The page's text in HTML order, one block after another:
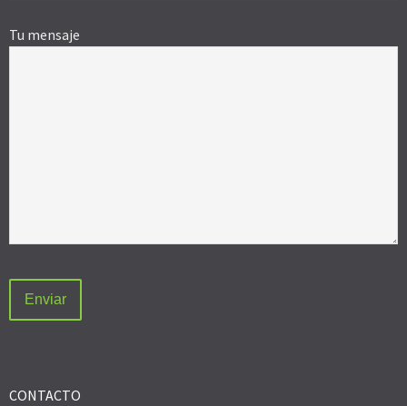
Tu mensaje
CONTACTO